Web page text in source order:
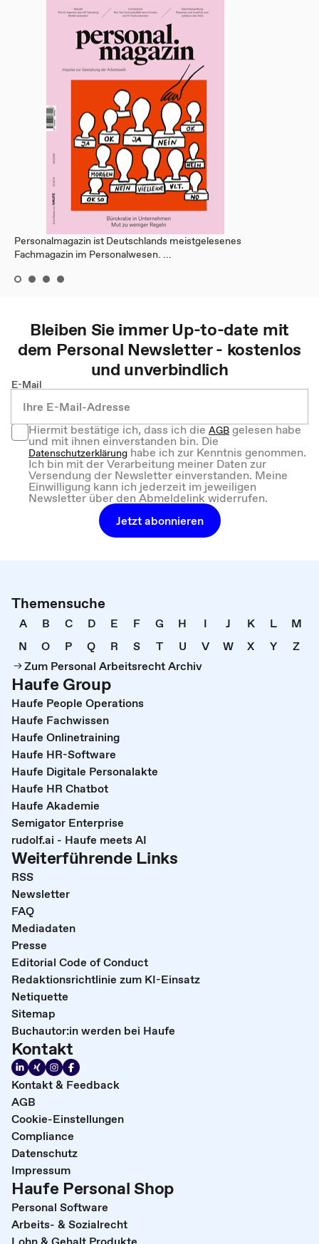
Personalmagazin ist Deutschlands meistgelesenes
Fachmagazin im Personalwesen. ...
Bleiben Sie immer Up-to-date mit
dem Personal Newsletter - kostenlos
und unverbindlich
E-Mail
Hiermit bestätige ich, dass ich dieAGBgelesen habe
und mit ihnen einverstanden bin. Die
Datenschutzerklärung habe ich zur Kenntnis genommen.
Ich bin mit der Verarbeitung meiner Daten zur
Versendung der Newsletter einverstanden. Meine
Einwilligung kann ich jederzeit im jeweiligen
Newsletter über den Abmeldelink widerrufen.
Jetzt abonnieren
Themensuche
A B C D E F G H I J K L
M
N
O P Q R S T U V W X Y
Z
Zum Personal Arbeitsrecht Archiv
Haufe Group
Haufe People Operations
Haufe Fachwissen
Haufe Onlinetraining
Haufe HR-Software
Haufe Digitale Personalakte
Haufe HR Chatbot
Haufe Akademie
Semigator Enterprise
rudolf.ai - Haufe meets AI
Weiterführende Links
RSS
Newsletter
FAQ
Mediadaten
Presse
Editorial Code of Conduct
Redaktionsrichtlinie zum KI-Einsatz
Netiquette
Sitemap
Buchautor:in werden bei Haufe
Kontakt
Kontakt & Feedback
AGB
Cookie-Einstellungen
Compliance
Datenschutz
Impressum
Haufe Personal Shop
Personal Software
Arbeits- & Sozialrecht